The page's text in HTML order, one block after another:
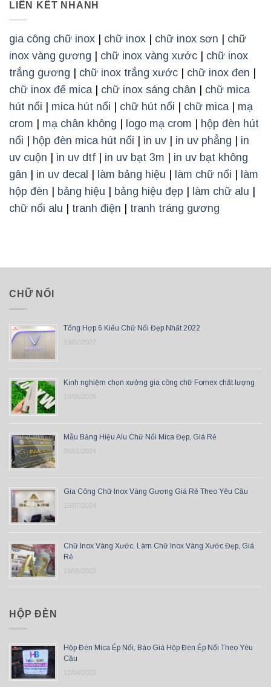
LIÊN KẾT NHANH
gia công chữ inox chữ inox chữ inox sơn
chữ
inox vàng gương
chữ inox vàng xước
chữ inox
trắng gương
chữ inox trắng xước chữ inox đen
chữ inox đế mica| chữ inox sáng chân
chữ mica
hút nổi
mica hút nổi chữ hút nổi chữ mica| mạ
crom
mạ chân không logo mạ crom
hộp đèn hút
nổi
hộp đèn mica hút nổi in uv in uv phẳng
in
uv cuộn
in uv dtf in uv bạt 3m
in uv bạt không
gân
in uv decal làm bảng hiệu làm chữ nổi
làm
hộp đèn
bảng hiệu bảng hiệu đẹp làm chữ alu
chữ nổi alu
tranh điện tranh tráng gương
CHỮ NỔI
Tổng Hợp 6 Kiểu Chữ Nổi Đẹp Nhất 2022
19/02/2022
Kinh nghiệm chọn xưởng gia công chữ Fomex chất lượng
19/06/2026
Mẫu Bảng Hiệu Alu Chữ Nổi Mica Đẹp, Giá Rẻ
06/01/2024
Gia Công Chữ Inox Vàng Gương Giá Rẻ Theo Yêu Cầu
15/07/2024
Chữ Inox Vàng Xước, Làm Chữ Inox Vàng Xước Đẹp, Giá
Rẻ
16/05/2022
HỘP ĐÈN
Hộp Đèn Mica Ép Nổi, Báo Giá Hộp Đèn Ép Nổi Theo Yêu
Cầu
12/04/2022